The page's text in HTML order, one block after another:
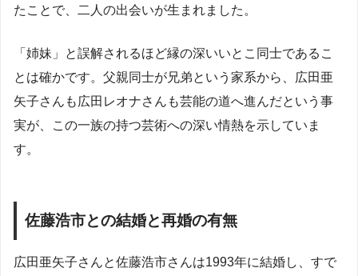
たことで、二人の出会いが生まれました。
「姉妹」と誤解されるほど縁の深いいとこ同士であるこ
とは確かです。父親同士が兄弟という家系から、広田亜
矢子さんも広田レオナさんも芸能の道へ進んだという事
実が、この一族の持つ芸術への深い情熱を示していま
す。
佐藤浩市との結婚と再婚の有無
広田亜矢子さんと佐藤浩市さんは1993年に結婚し、すで